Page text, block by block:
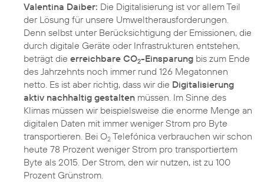
Valentina Daiber: Die Digitalisierung ist vor allem Teil
der Lösung für unsere Umweltherausforderungen.
Denn selbst unter Berücksichtigung der Emissionen, die
durch digitale Geräte oder Infrastrukturen entstehen,
beträgt die erreichbare CO2-Einsparung bis zum Ende
des Jahrzehnts noch immer rund 126 Megatonnen
netto. Es ist aber richtig, dass wir die Digitalisierung
aktiv nachhaltig gestalten müssen. Im Sinne des
Klimas müssen wir beispielsweise die enorme Menge an
digitalen Daten mit immer weniger Strom pro Byte
transportieren. Bei O2 Telefónica verbrauchen wir schon
heute 78 Prozent weniger Strom pro transportiertem
Byte als 2015. Der Strom, den wir nutzen, ist zu 100
Prozent Grünstrom.